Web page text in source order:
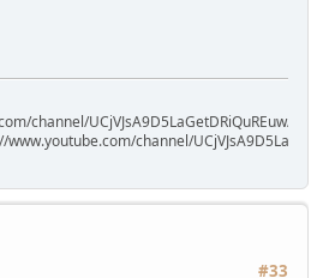
channel/UCjVJsA9D5LaGetDRiQuREuw/
channel/
#33